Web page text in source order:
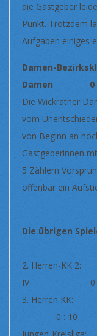
die Gastgeber
Punkt. Trotzdem
Aufgaben einiges
Damen-
Damen 0 :
Die Wickrather
vom
von Beginn an
Gastgeberinnen
5 Zählern
offenbar ein
Die übrigen
2. Herren-KK
IV 0 :
3. Herren
0 : 10